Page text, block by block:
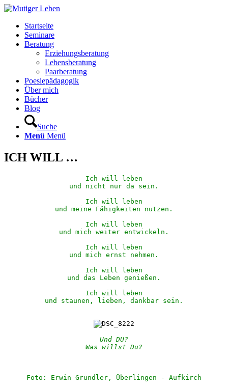
Startseite
Seminare
Beratung
Erziehungsberatung
Lebensberatung
Paarberatung
Poesiepädagogik
Über mich
Bücher
Blog
Suche
Menü Menü
ICH WILL …
Ich will leben
und nicht nur da sein.
Ich will leben
und meine Fähigkeiten nutzen.
Ich will leben
und mich weiter entwickeln.
Ich will leben
und mich ernst nehmen.
Ich will leben
und das Leben genießen.
Ich will leben
und staunen, lieben, dankbar sein.
Und DU?
Was willst Du?
Foto: Erwin Grundler, Überlingen - Aufkirch